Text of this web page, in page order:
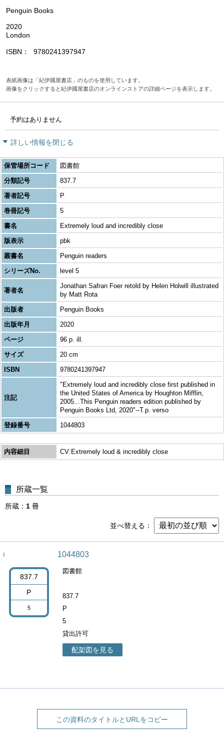
Penguin Books
2020
London
ISBN 9780241397947
表紙画像は「紀伊國屋書店」のものを使用しています。
画像をクリックすると紀伊國屋書店のオンラインストアの詳細ページを表示します。
予約はありません
詳しい情報を閉じる
保管場所コード
図書館
分類記号
837.7
著者記号
P
巻冊記号
5
書名
Extremely loud and incredibly close
版表示
pbk
叢書名
Penguin readers
シリーズNo.
level 5
著者名
Jonathan Safran Foer retold by Helen Holwill illustrated
by Matt Rota
出版者
Penguin Books
出版年月
2020
ページ
96 p. ill.
サイズ
20 cm
ISBN
9780241397947
注記
"Extremely loud and incredibly close first published in
the United States of America by Houghton Mifflin,
2005...This Penguin readers edition published by
Penguin Books Ltd, 2020"--T.p. verso
登録番号
1044803
内容細目 CV:Extremely loud & incredibly close
所蔵一覧
所蔵 1 冊
並べ替える
1
837.7
P
5
1044803
図書館
837.7
P
5
貸出許可
配架図を見る
この資料のタイトルとURLをコピー